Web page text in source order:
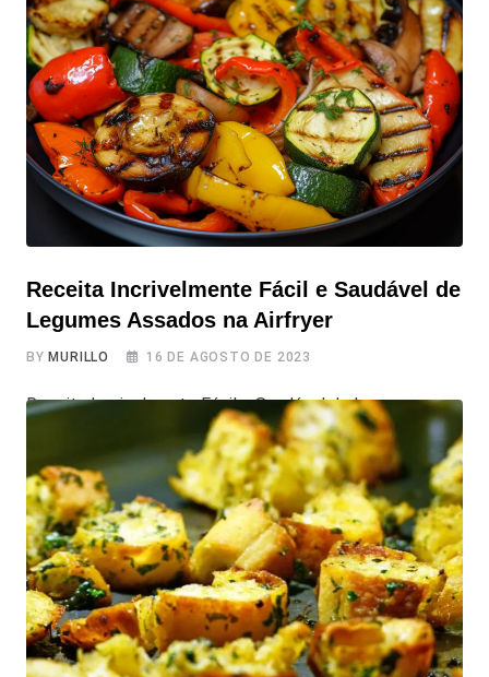
conhecida como mandioca, é um ingrediente muito
popular em nossa cozinha em diversas receitas. E
quando preparada na air fryer, ela se transforma em um
petisco delicioso, ou
Receita Incrivelmente Fácil e Saudável de
Legumes Assados na Airfryer
BY MURILLO 16 DE AGOSTO DE 2023
Receita Incrivelmente Fácil e Saudável de Legumes
Assados na Airfryer Se você está procurando uma
receita que seja ao mesmo tempo saudável, fácil de
fazer, e principalmente saborosa, temos a receita ideal
para você: Legumes Assados na Airfryer. Ela combina o
sabor da abobrinha, berinjela e cenoura Ao assá-los na
Airfryer, você terá um resultado